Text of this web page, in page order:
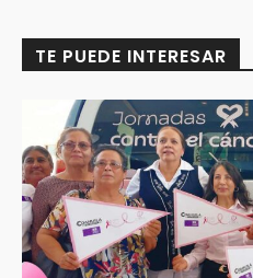
TE PUEDE INTERESAR